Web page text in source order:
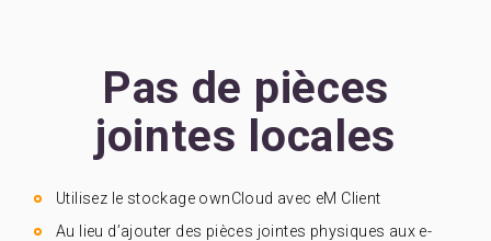
Pas de pièces
jointes locales
Utilisez le stockage ownCloud avec eM Client
Au lieu d’ajouter des pièces jointes physiques aux e-